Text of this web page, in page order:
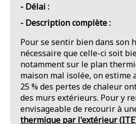
- Délai :
- Description complète :
Pour se sentir bien dans son
nécessaire que celle-ci soit
notamment sur le plan
maison mal isolée, on estime
25 % des pertes de chaleur
des murs extérieurs. Pour y
envisageable de recourir à
thermique par l'extérieur